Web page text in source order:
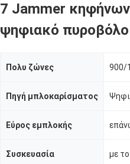
7 Jammer
ψηφιακό
Πολυ ζώνες 900/
Πηγή μπλοκαρίσματος
Εύρος εμπλοκής
Συσκευασία με